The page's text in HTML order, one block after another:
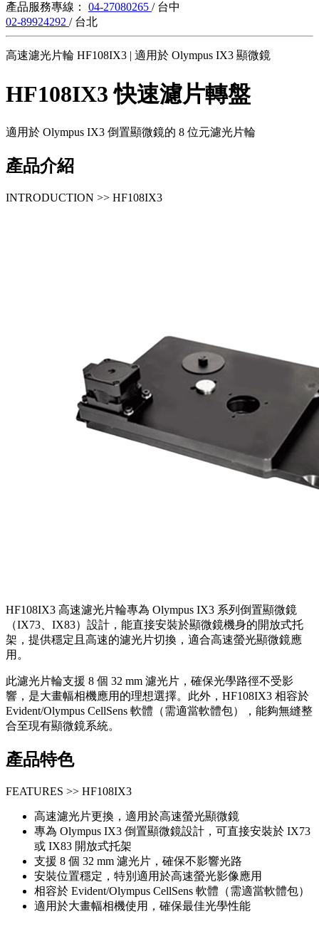
產品服務專線： 04-27080265 / 台中
02-89924292 / 台北
高速濾光片輪 HF108IX3 | 適用於 Olympus IX3 顯微鏡
HF108IX3 快速濾片轉盤
適用於 Olympus IX3 倒置顯微鏡的 8 位元濾光片輪
產品介紹
INTRODUCTION >> HF108IX3
HF108IX3 高速濾光片輪專為 Olympus IX3 系列倒置顯微鏡
（IX73、IX83）設計，能直接安裝於顯微鏡機身的開放式托
架，提供穩定且高速的濾光片切換，適合高速螢光顯微鏡應
用。
此濾光片輪支援 8 個 32 mm 濾光片，確保光學路徑不受影
響，是大畫幅相機應用的理想選擇。此外，HF108IX3 相容於
Evident/Olympus CellSens 軟體（需適當軟體包），能夠無縫整
合至現有顯微鏡系統。
產品特色
FEATURES >> HF108IX3
高速濾光片更換，適用於高速螢光顯微鏡
專為 Olympus IX3 倒置顯微鏡設計，可直接安裝於 IX73
或 IX83 開放式托架
支援 8 個 32 mm 濾光片，確保不影響光路
安裝位置穩定，特別適用於高速螢光影像應用
相容於 Evident/Olympus CellSens 軟體（需適當軟體包）
適用於大畫幅相機使用，確保最佳光學性能